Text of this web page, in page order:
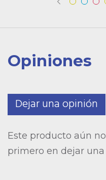
Opiniones
Dejar una opinión
Este producto aún
primero en dejar